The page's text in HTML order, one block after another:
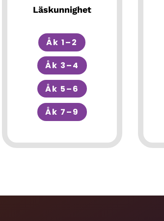
Läskunnighet
Åk 1–2
Åk 3–4
Åk 5–6
Åk 7–9